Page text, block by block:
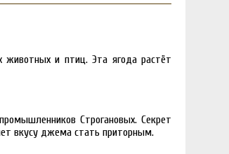
животных и птиц. Эта ягода растёт
Строгановых. Секрет
вкусу джема стать приторным.